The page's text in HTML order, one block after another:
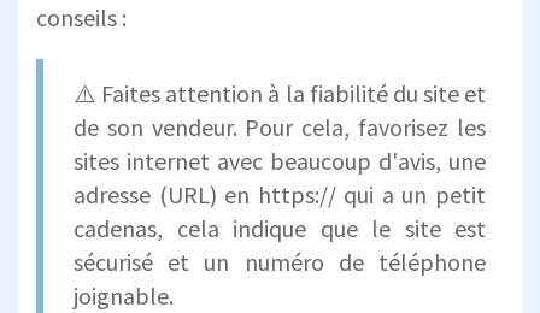
conseils :
⚠️ Faites attention à la fiabilité du site et
de son vendeur. Pour cela, favorisez les
sites internet avec beaucoup d'avis, une
adresse (URL) en https:// qui a un petit
cadenas, cela indique que le site est
sécurisé et un numéro de téléphone
joignable.